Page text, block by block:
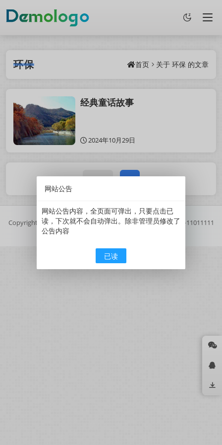
环保 首页 关于 环保 的文章
经典童话故事
2024年10月29日
1 / 1 1
Copyright 2025鲜果博客.基于Z-BlogPHP搭建.// 京ICP备11011111
号
网站公告
网站公告内容，全页面可弹出，只要点击已
读，下次就不会自动弹出。除非管理员修改了
公告内容
已读